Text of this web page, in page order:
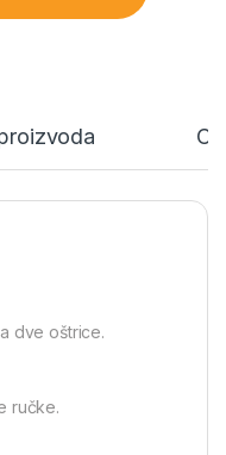
dve oštrice.
ručke.